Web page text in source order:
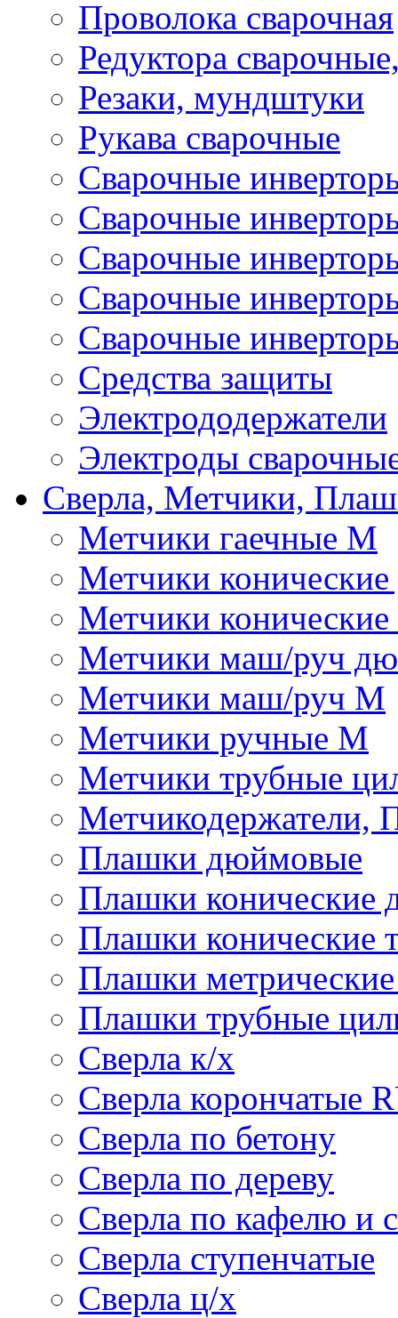
Проволока сварочная
Редуктора
Резаки, мундштуки
Рукава сварочные
Сварочные
Сварочные
Сварочные
Сварочные
Сварочные
Средства защиты
Электрододержатели
Электроды
Сверла, Метчики,
Метчики гаечные М
Метчики
Метчики
Метчики маш/руч
Метчики маш/руч М
Метчики ручные М
Метчики трубные
Метчикодержатели,
Плашки дюймовые
Плашки
Плашки конические
Плашки
Плашки трубные
Сверла к/х
Сверла корончатые
Сверла по бетону
Сверла по дереву
Сверла по кафелю и
Сверла ступенчатые
Сверла ц/х